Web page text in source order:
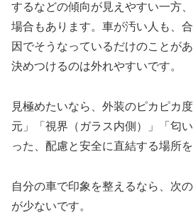
するなどの傾向が見えやすい一方
場合もあります。車が汚い人も、
因でそうなっているだけのことが
決めつけるのは外れやすいです。
見極めたいなら、外装のピカピカ
元」「視界（ガラス内側）」「匂
った、配慮と安全に直結する場所を
自分の車で印象を整えるなら、次
が少ないです。